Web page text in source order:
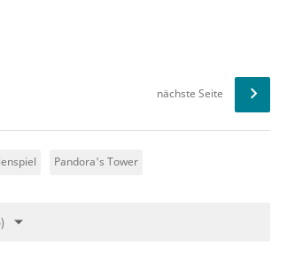
nächste Seite
Pandora's Tower